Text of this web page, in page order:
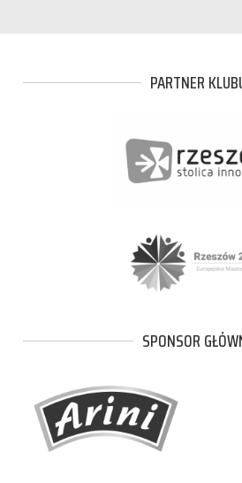
PARTNER
SPONSOR